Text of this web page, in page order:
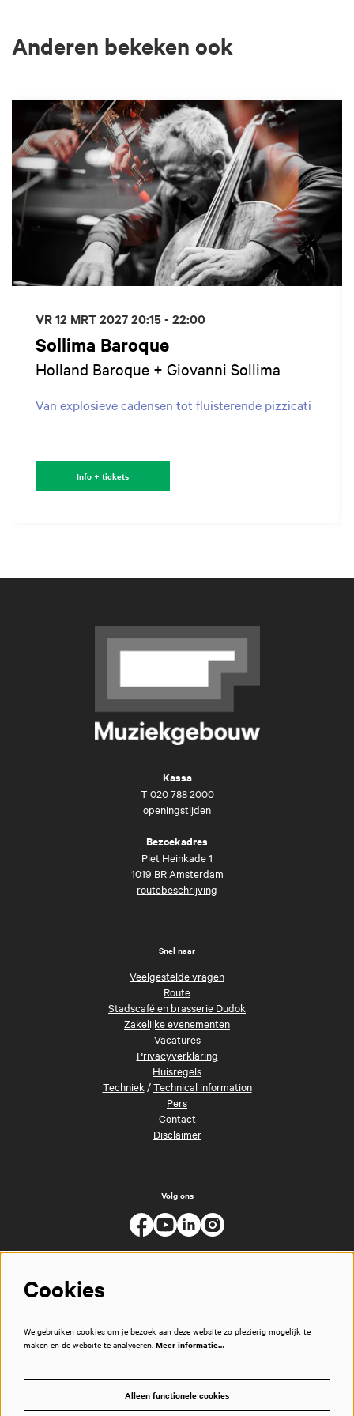
Anderen bekeken ook
Sollima Baroque
Holland Baroque + Giovanni Sollima
Van explosieve cadensen tot fluisterende pizzicati
VR 12 MRT 202720:15 - 22:00
Info + tickets
Kassa
T 020 788 2000
openingstijden
Bezoekadres
Piet Heinkade 1
1019 BR Amsterdam
routebeschrijving
Snel naar
Veelgestelde vragen
Route
Stadscafé en brasserie Dudok
Zakelijke evenementen
Vacatures
Privacyverklaring
Huisregels
Techniek/Technical information
Pers
Contact
Disclaimer
Volg ons
Cookies
We gebruiken cookies om je bezoek aan deze website zo plezierig mogelijk te
maken en de website te analyseren. Meer informatie…
Alleen functionele cookies